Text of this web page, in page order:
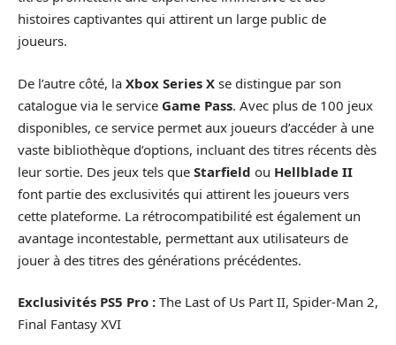
histoires captivantes qui attirent un large public de
joueurs.
De l’autre côté, la Xbox Series X se distingue par son
catalogue via le service Game Pass. Avec plus de 100 jeux
disponibles, ce service permet aux joueurs d’accéder à une
vaste bibliothèque d’options, incluant des titres récents dès
leur sortie. Des jeux tels que Starfield ou Hellblade II
font partie des exclusivités qui attirent les joueurs vers
cette plateforme. La rétrocompatibilité est également un
avantage incontestable, permettant aux utilisateurs de
jouer à des titres des générations précédentes.
Exclusivités PS5 Pro : The Last of Us Part II, Spider-Man 2,
Final Fantasy XVI